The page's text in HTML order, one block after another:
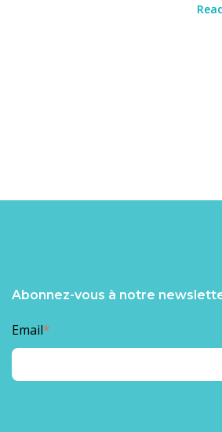
Abonnez-vous à notre
Email*